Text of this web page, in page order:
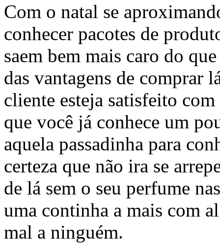
Com o natal se
conhecer pacotes de
saem bem mais caro do
das vantagens de comprar
cliente esteja satisfeito
que você já conhece um
aquela passadinha para
certeza que não ira se
de lá sem o seu perfume
uma continha a mais com
mal a ninguém.